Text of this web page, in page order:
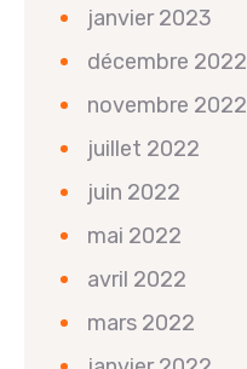
janvier 2023
décembre 2022
novembre 2022
juillet 2022
juin 2022
mai 2022
avril 2022
mars 2022